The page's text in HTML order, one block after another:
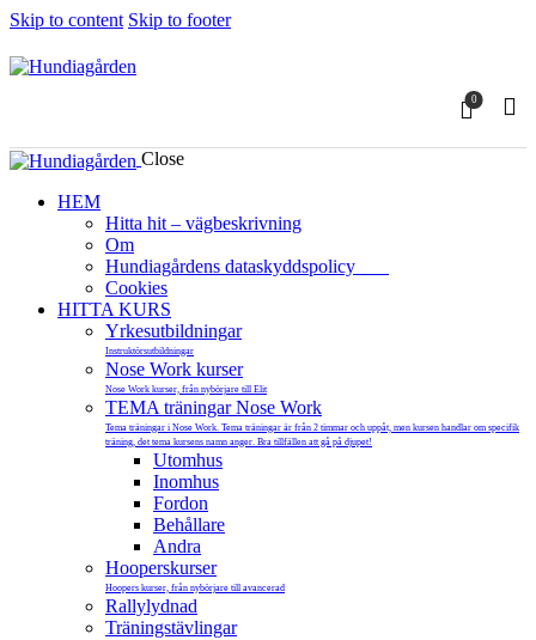
Skip to content Skip to footer
0
Close
HEM
Hitta hit – vägbeskrivning
Om
Hundiagårdens dataskyddspolicy
Cookies
HITTA KURS
Yrkesutbildningar
Instruktörsutbildningar
Nose Work kurser
Nose Work kurser, från nybörjare till Elit
TEMA träningar Nose Work
Tema träningar i Nose Work. Tema träningar är från 2 timmar och uppåt, men kursen handlar om specifik
träning, det tema kursens namn anger. Bra tillfällen att gå på djupet!
Utomhus
Inomhus
Fordon
Behållare
Andra
Hooperskurser
Hoopers kurser, från nybörjare till avancerad
Rallylydnad
Träningstävlingar